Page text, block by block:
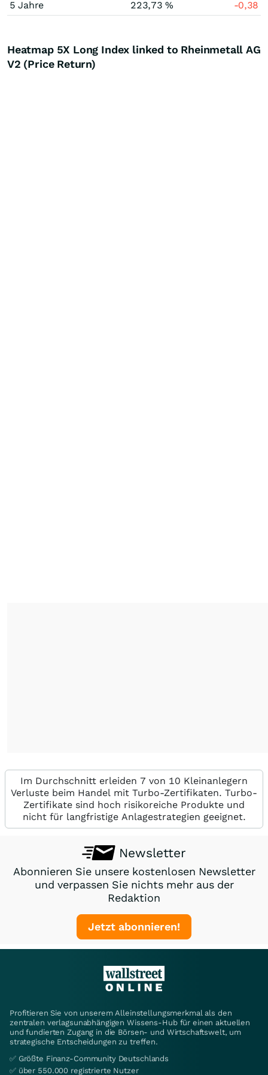
5 Jahre 223,73 % -0,38
Heatmap 5X Long Index linked to Rheinmetall AG
V2 (Price Return)
Im Durchschnitt erleiden 7 von 10 Kleinanlegern
Verluste beim Handel mit Turbo-Zertifikaten. Turbo-
Zertifikate sind hoch risikoreiche Produkte und
nicht für langfristige Anlagestrategien geeignet.
Newsletter
Abonnieren Sie unsere kostenlosen Newsletter
und verpassen Sie nichts mehr aus der
Redaktion
Jetzt abonnieren!
Profitieren Sie von unserem Alleinstellungsmerkmal als den
zentralen verlagsunabhängigen Wissens-Hub für einen aktuellen
und fundierten Zugang in die Börsen- und Wirtschaftswelt, um
strategische Entscheidungen zu treffen.
✅ Größte Finanz-Community Deutschlands
✅ über 550.000 registrierte Nutzer